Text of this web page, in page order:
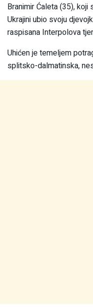
Branimir Ćaleta (35), koji
Ukrajini ubio svoju
raspisana Interpolova
Uhićen je temeljem
splitsko-dalmatinska,